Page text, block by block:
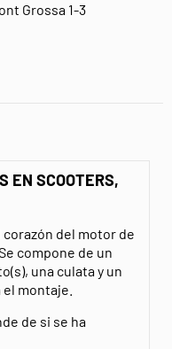
Grossa 1-3
EN SCOOTERS,
corazón del motor de
compone de un
una culata y un
montaje.
de si se ha